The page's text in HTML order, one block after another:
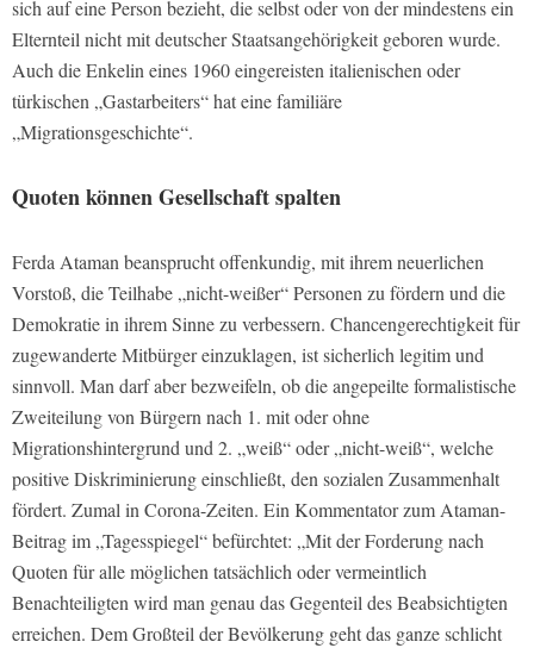
sich auf eine Person bezieht, die selbst oder von der mindestens ein
Elternteil nicht mit deutscher Staatsangehörigkeit geboren wurde.
Auch die Enkelin eines 1960 eingereisten italienischen oder
türkischen „Gastarbeiters“ hat eine familiäre
„Migrationsgeschichte“.
Quoten können Gesellschaft spalten
Ferda Ataman beansprucht offenkundig, mit ihrem neuerlichen
Vorstoß, die Teilhabe „nicht-weißer“ Personen zu fördern und die
Demokratie in ihrem Sinne zu verbessern. Chancengerechtigkeit für
zugewanderte Mitbürger einzuklagen, ist sicherlich legitim und
sinnvoll. Man darf aber bezweifeln, ob die angepeilte formalistische
Zweiteilung von Bürgern nach 1. mit oder ohne
Migrationshintergrund und 2. „weiß“ oder „nicht-weiß“, welche
positive Diskriminierung einschließt, den sozialen Zusammenhalt
fördert. Zumal in Corona-Zeiten. Ein Kommentator zum Ataman-
Beitrag im „Tagesspiegel“ befürchtet: „Mit der Forderung nach
Quoten für alle möglichen tatsächlich oder vermeintlich
Benachteiligten wird man genau das Gegenteil des Beabsichtigten
erreichen. Dem Großteil der Bevölkerung geht das ganze schlicht